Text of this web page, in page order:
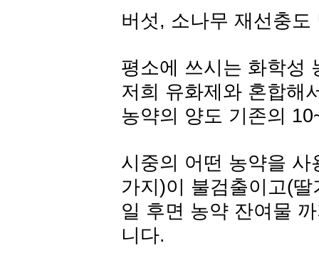
버섯, 소나무 재선충
평소에 쓰시는 화학성
저희 유화제와 혼합해
농약의 양도 기존의
시중의 어떤 농약을
가지)이 불검출이고(
일 후면 농약 잔여물
니다.